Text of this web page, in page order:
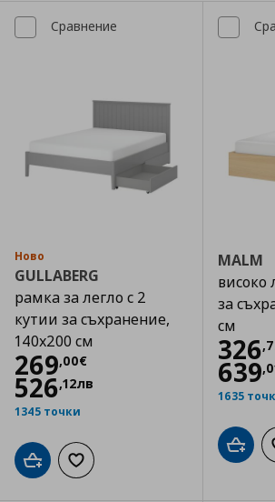
Сравнение
Ново
GULLABERG
рамка за легло с 2
кутии за съхранение,
140x200 см
269,00€
Цена
526,12лв
1345 точки
Добави в кошницата
Добави към списъка с любими
MALM
високо
за
см
326,
639,
1635